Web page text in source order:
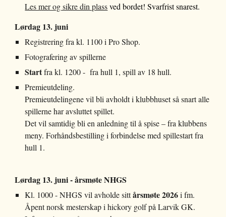
Les mer og sikre din plassved bordet! Svarfrist snarest.
Lørdag 13. juni
Registrering fra kl. 1100i Pro Shop.
Fotografering av spillerne
Startfra kl. 1200- fra hull 1, spill av 18 hull.
Premieutdeling.
Premieutdelingene vil bli avholdt i klubbhuset så snart alle
spillerne har avsluttet spillet.
Det vil samtidig bli en anledning til å spise–fraklubbens
meny. Forhåndsbestilling i forbindelse med spillestart fra
hull 1.
Lørdag 13. juni- årsmøte NHGS
Kl. 1000 - NHGS vil avholde sittårsmøte 2026i fm.
Åpent norsk mesterskap i hickory golf på Larvik GK.